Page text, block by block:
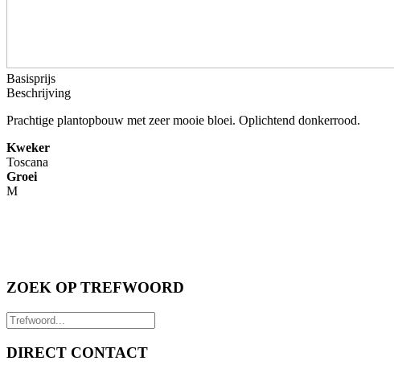
Basisprijs
Beschrijving
Prachtige plantopbouw met zeer mooie bloei. Oplichtend donkerrood.
Kweker
Toscana
Groei
M
ZOEK OP TREFWOORD
DIRECT CONTACT